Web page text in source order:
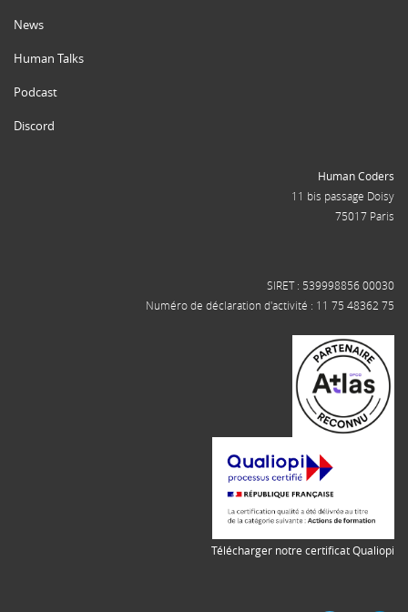
News
Human Talks
Podcast
Discord
Human Coders
11 bis passage Doisy
75017 Paris
SIRET : 539998856 00030
Numéro de déclaration d'activité : 11 75 48362 75
Télécharger notre certificat Qualiopi